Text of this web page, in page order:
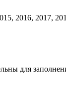
2016, 2017,
для